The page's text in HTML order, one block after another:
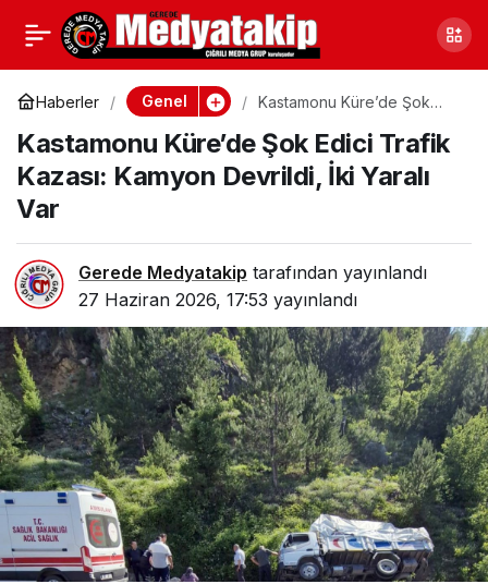
Haberler Genel
Kastamonu Küre’de Şok
Devrildi, İki Yaralı Var
Kastamonu Küre’de Şok Edici Trafik
Kazası: Kamyon Devrildi, İki Yaralı
Var
Gerede Medyatakip tarafından yayınlandı
27 Haziran 2026, 17:53 yayınlandı
Ankara’da Çocukların
Hayallerine Dokunan
Şenlik
Paylaş